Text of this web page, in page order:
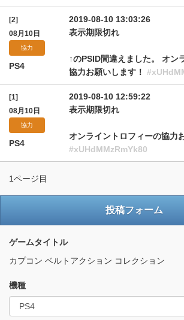
[2]
08月10日
協力
PS4
2019-08-10 13:03:26
表示期限切れ
↑のPSID間違えました。 オン
協力お願いします！
[1]
08月10日
協力
PS4
2019-08-10 12:59:22
表示期限切れ
オンライントロフィーの協力
#xUHdMMzRmYk80
1ページ目
投稿フォーム
ゲームタイトル
カプコン ベルトアクション コレクション
機種